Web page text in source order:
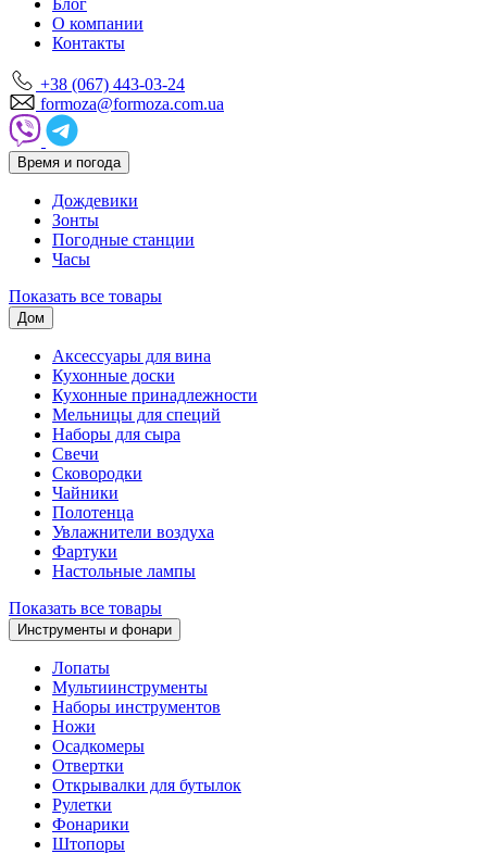
Блог
О компании
Контакты
+38 (067) 443-03-24
formoza@formoza.com.ua
Время и погода
Дождевики
Зонты
Погодные станции
Часы
Показать все товары
Дом
Аксессуары для вина
Кухонные доски
Кухонные принадлежности
Мельницы для специй
Наборы для сыра
Свечи
Сковородки
Чайники
Полотенца
Увлажнители воздуха
Фартуки
Настольные лампы
Показать все товары
Инструменты и фонари
Лопаты
Мультиинструменты
Наборы инструментов
Ножи
Осадкомеры
Отвертки
Открывалки для бутылок
Рулетки
Фонарики
Штопоры